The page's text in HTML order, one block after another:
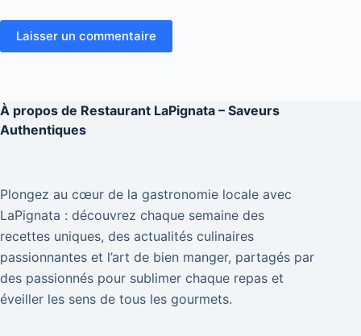
Laisser un commentaire
À propos de Restaurant LaPignata – Saveurs
Authentiques
Plongez au cœur de la gastronomie locale avec
LaPignata : découvrez chaque semaine des
recettes uniques, des actualités culinaires
passionnantes et l’art de bien manger, partagés par
des passionnés pour sublimer chaque repas et
éveiller les sens de tous les gourmets.